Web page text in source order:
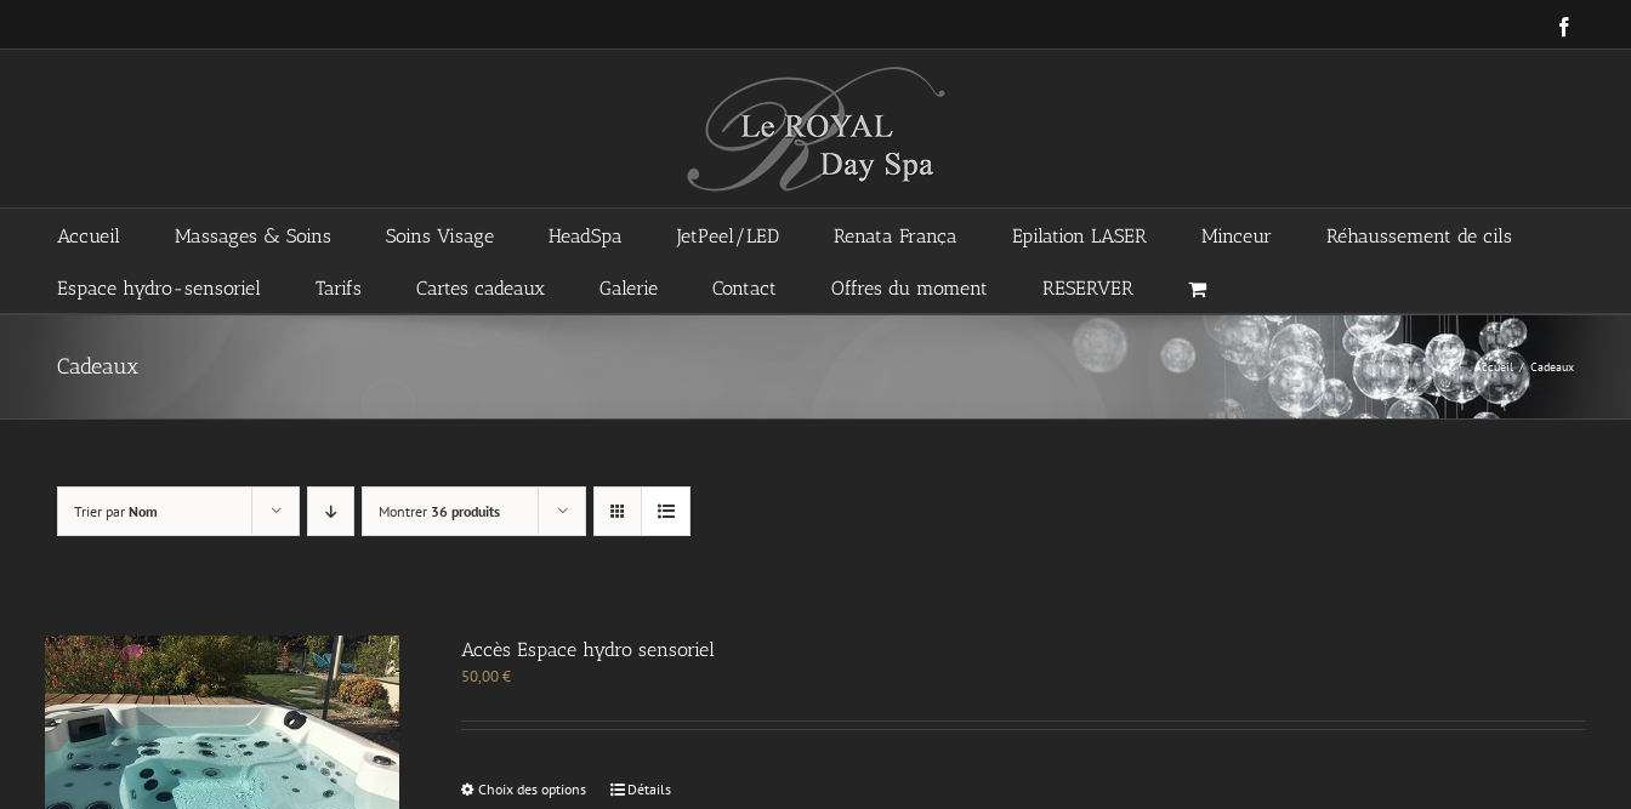
Accueil Massages & Soins Soins Visage HeadSpa JetPeel/LED Renata França Epilation LASER Minceur Réhaussement de cils
Espace hydro-sensoriel Tarifs Cartes cadeaux Galerie Contact Offres du moment RESERVER
Cadeaux Accueil / Cadeaux
Trier par Nom Montrer 36 produits
Accès Espace hydro sensoriel
50,00€
Choix des options Détails